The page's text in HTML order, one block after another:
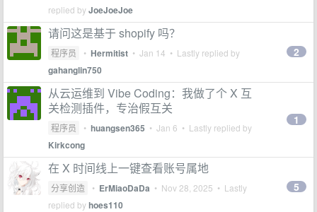
replied byJoeJoeJoe
请问这是基于 shopify 吗？
程序员 • Hermitist • Jan 14 • Lastly replied by
gahanglin750
2
从云运维到 Vibe Coding：我做了个 X 互
关检测插件，专治假互关
程序员 • huangsen365 • Jan 6 • Lastly replied by
Kirkcong
1
在 X 时间线上一键查看账号属地
分享创造 • ErMiaoDaDa • Nov 28, 2025 • Lastly
replied byhoes110
5